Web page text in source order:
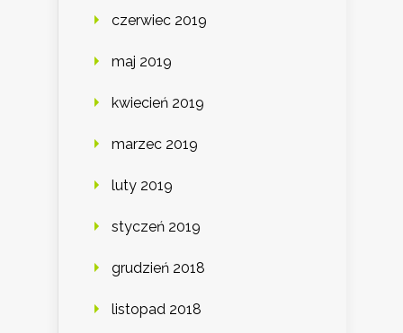
czerwiec 2019
maj 2019
kwiecień 2019
marzec 2019
luty 2019
styczeń 2019
grudzień 2018
listopad 2018